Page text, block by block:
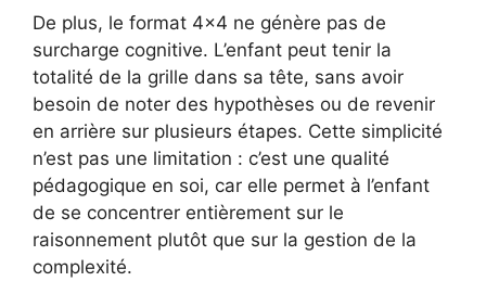
De plus, le format 4×4 ne génère pas de
surcharge cognitive. L’enfant peut tenir la
totalité de la grille dans sa tête, sans avoir
besoin de noter des hypothèses ou de revenir
en arrière sur plusieurs étapes. Cette simplicité
n’est pas une limitation : c’est une qualité
pédagogique en soi, car elle permet à l’enfant
de se concentrer entièrement sur le
raisonnement plutôt que sur la gestion de la
complexité.